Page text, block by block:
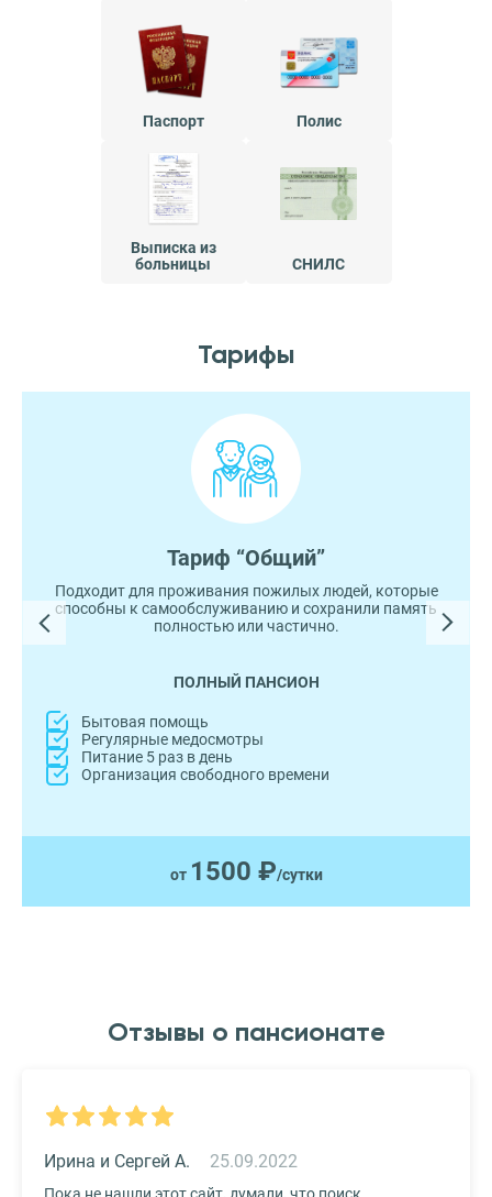
Паспорт Полис
Выписка из
больницы
СНИЛС
Тарифы
Тариф “Общий”
Подходит для проживания пожилых людей, которые
способны к самообслуживанию и сохранили память
полностью или частично.
ПОЛНЫЙ ПАНСИОН
Бытовая помощь
Регулярные медосмотры
Питание 5 раз в день
Организация свободного времени
от 1500 ₽/сутки
Отзывы о пансионате
25.09.2022
Ирина и Сергей А.